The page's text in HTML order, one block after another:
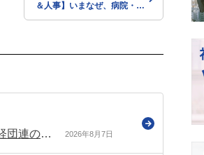
＆人事】いまなぜ、病院・介
大手企業の令和8年の夏のボーナス 前年比7.04％増で「104万2,537円」に 過去最高の水準（経団連の最終集計） 2026年8月7日